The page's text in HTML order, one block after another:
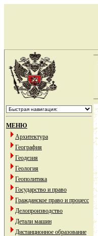
МЕНЮ
Архитектура
География
Геодезия
Геология
Геополитика
Государство и право
Гражданское право и процесс
Делопроизводство
Детали машин
Дистанционное образование